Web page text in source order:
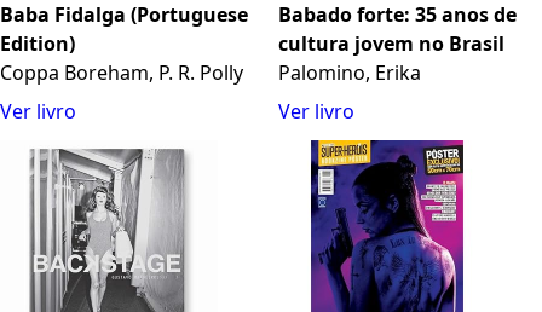
Baba Fidalga (Portuguese
Edition)
Coppa Boreham, P. R. Polly
Ver livro
Babado forte: 35 anos de
cultura jovem no Brasil
Palomino, Erika
Ver livro